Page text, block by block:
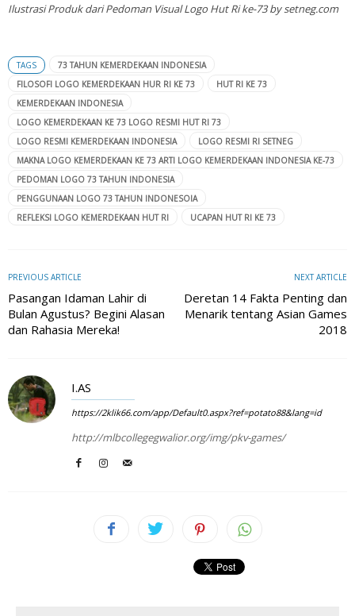
Ilustrasi Produk dari Pedoman Visual Logo Hut Ri ke-73 by setneg.com
TAGS
73 TAHUN KEMERDEKAAN INDONESIA
FILOSOFI LOGO KEMERDEKAAN HUR RI KE 73
HUT RI KE 73
KEMERDEKAAN INDONESIA
LOGO KEMERDEKAAN KE 73 LOGO RESMI HUT RI 73
LOGO RESMI KEMERDEKAAN INDONESIA
LOGO RESMI RI SETNEG
MAKNA LOGO KEMERDEKAAN KE 73 ARTI LOGO KEMERDEKAAN INDONESIA KE-73
PEDOMAN LOGO 73 TAHUN INDONESIA
PENGGUNAAN LOGO 73 TAHUN INDONESOIA
REFLEKSI LOGO KEMERDEKAAN HUT RI
UCAPAN HUT RI KE 73
PREVIOUS ARTICLE
Pasangan Idaman Lahir di
Bulan Agustus? Begini Alasan
dan Rahasia Mereka!
NEXT ARTICLE
Deretan 14 Fakta Penting dan
Menarik tentang Asian Games
2018
I.AS
https://2klik66.com/app/Default0.aspx?ref=potato88&lang=id
http://mlbcollegegwalior.org/img/pkv-games/